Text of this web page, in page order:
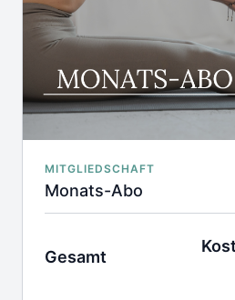
MITGLIEDSCHAFT
Monats-Abo
Gesamt